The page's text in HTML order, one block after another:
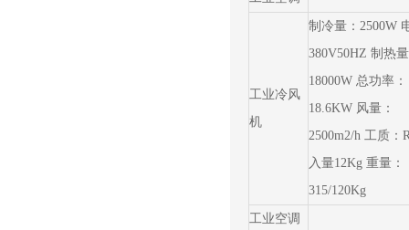
工业冷风
机
制冷量：2500W
380V50HZ 制热
18000W 总功率：
18.6KW 风量：
2500m2/h 工质：
入量12Kg 重量：
315/120Kg
工业空调